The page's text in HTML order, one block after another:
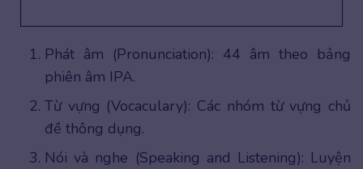
Phát âm (Pronunciation): 44 âm theo bảng
phiên âm IPA.
Từ vựng (Vocaculary): Các nhóm từ vựng chủ
đề thông dụng.
Nói và nghe (Speaking and Listening): Luyện